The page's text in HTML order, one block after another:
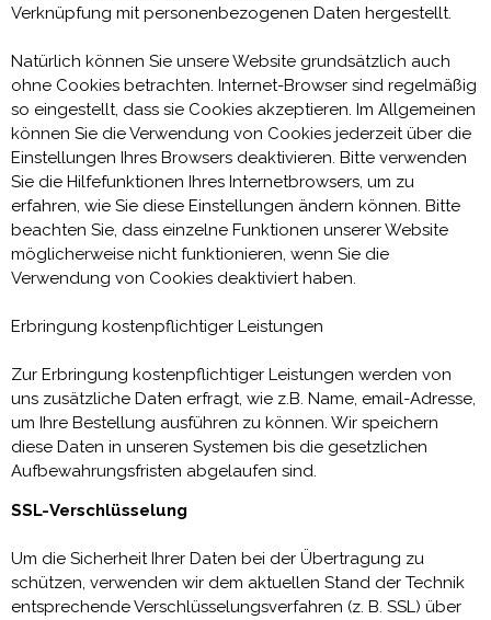
Verknüpfung mit personenbezogenen Daten hergestellt.
Natürlich können Sie unsere Website grundsätzlich auch
ohne Cookies betrachten. Internet-Browser sind regelmäßig
so eingestellt, dass sie Cookies akzeptieren. Im Allgemeinen
können Sie die Verwendung von Cookies jederzeit über die
Einstellungen Ihres Browsers deaktivieren. Bitte verwenden
Sie die Hilfefunktionen Ihres Internetbrowsers, um zu
erfahren, wie Sie diese Einstellungen ändern können. Bitte
beachten Sie, dass einzelne Funktionen unserer Website
möglicherweise nicht funktionieren, wenn Sie die
Verwendung von Cookies deaktiviert haben.
Erbringung kostenpflichtiger Leistungen
Zur Erbringung kostenpflichtiger Leistungen werden von
uns zusätzliche Daten erfragt, wie z.B. Name, email-Adresse,
um Ihre Bestellung ausführen zu können. Wir speichern
diese Daten in unseren Systemen bis die gesetzlichen
Aufbewahrungsfristen abgelaufen sind.
SSL-Verschlüsselung
Um die Sicherheit Ihrer Daten bei der Übertragung zu
schützen, verwenden wir dem aktuellen Stand der Technik
entsprechende Verschlüsselungsverfahren (z. B. SSL) über